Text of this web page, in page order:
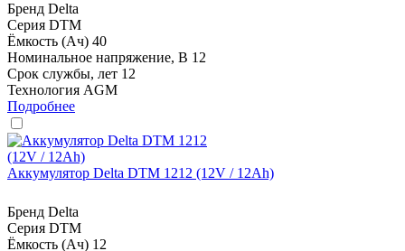
Бренд Delta
Серия DTM
Ёмкость (Ач) 40
Номинальное напряжение, В 12
Срок службы, лет 12
Технология AGM
Подробнее
Аккумулятор Delta DTM 1212 (12V / 12Ah)
Бренд Delta
Серия DTM
Ёмкость (Ач) 12